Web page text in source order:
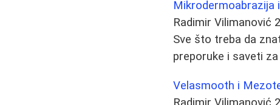
Mikrodermoabrazija
Radimir Vilimanović
Sve što treba da
preporuke i saveti
Velasmooth i